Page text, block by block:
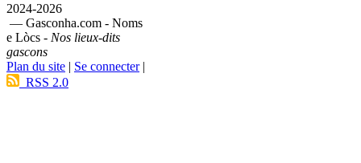
2024-2026
— Gasconha.com - Noms
e Lòcs - Nos lieux-dits
gascons
Plan du site | Se connecter|
RSS 2.0